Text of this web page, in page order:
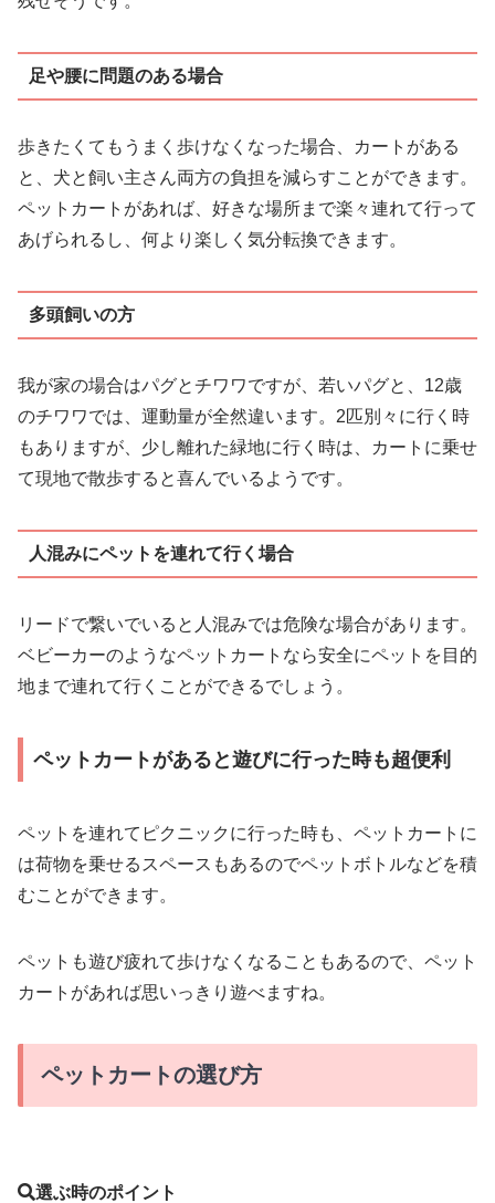
足や腰に問題のある場合
歩きたくてもうまく歩けなくなった場合、カートがある
と、犬と飼い主さん両方の負担を減らすことができます。
ペットカートがあれば、好きな場所まで楽々連れて行って
あげられるし、何より楽しく気分転換できます。
多頭飼いの方
我が家の場合はパグとチワワですが、若いパグと、12歳
のチワワでは、運動量が全然違います。2匹別々に行く時
もありますが、少し離れた緑地に行く時は、カートに乗せ
て現地で散歩すると喜んでいるようです。
人混みにペットを連れて行く場合
リードで繋いでいると人混みでは危険な場合があります。
ベビーカーのようなペットカートなら安全にペットを目的
地まで連れて行くことができるでしょう。
ペットカートがあると遊びに行った時も超便利
ペットを連れてピクニックに行った時も、ペットカートに
は荷物を乗せるスペースもあるのでペットボトルなどを積
むことができます。
ペットも遊び疲れて歩けなくなることもあるので、ペット
カートがあれば思いっきり遊べますね。
ペットカートの選び方
選ぶ時のポイント